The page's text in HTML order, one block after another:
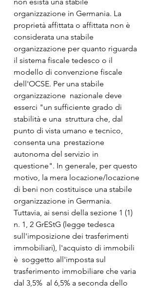
organizzazione in Germania. La
proprietà affittata o affittata non è
considerata una stabile
organizzazione per quanto riguarda
il sistema fiscale tedesco o il
modello di convenzione fiscale
dell'OCSE. Per una stabile
organizzazione  nazionale deve
esserci "un sufficiente grado di
stabilità e una  struttura che, dal
punto di vista umano e tecnico,
consenta una  prestazione
autonoma del servizio in
questione". In generale, per questo
motivo, la mera locazione/locazione
di beni non costituisce una stabile
organizzazione in Germania.
Tuttavia, ai sensi della sezione 1 (1)
n. 1, 2 GrEStG (legge tedesca
sull'imposizione dei trasferimenti
immobiliari), l'acquisto di immobili
è  soggetto all'imposta sul
trasferimento immobiliare che varia
dal 3,5%  al 6,5% a seconda dello